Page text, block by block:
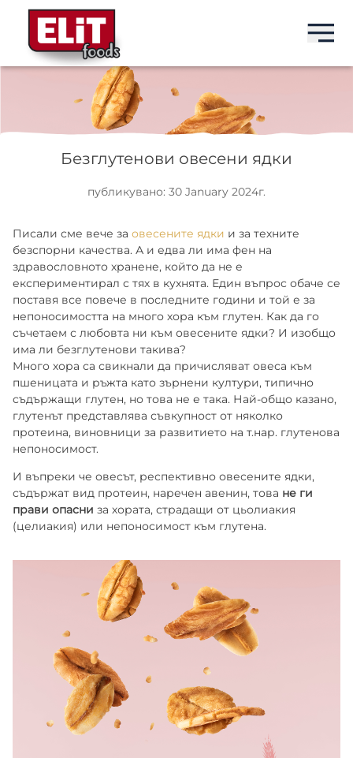
БРАНДОВЕ
ELIT
ELIT NUT BAR
ELIT PROTEIN BAR
МИЛКИС
ИДЕАЛ
МАРКИЗИТЕ
КАКИНО ТАНЕ
КРУДЕЛИ
DOLCE FIORE
БАРОВЕ
DRINKS
СЛАДКИ
СНАКС
СУШЕНИ ПЛОДОВЕ
ЯДКИ
ЗА НАС
ПЕНЕЛОПА ГРУП
ИСТОРИЯ
ПРОИЗВОДСТВО
ПАЗАРИ
ПАРТНЬОРИ
НОВИНИ
КОНТАКТИ
Безглутенови овесени ядки
публикувано: 30 January 2024г.
Писали сме вече за овесените ядки и за техните
безспорни качества. А и едва ли има фен на
здравословното хранене, който да не е
експериментирал с тях в кухнята. Един въпрос обаче се
поставя все повече в последните години и той е за
непоносимостта на много хора към глутен. Как да го
съчетаем с любовта ни към овесените ядки? И изобщо
има ли безглутенови такива?
Много хора са свикнали да причисляват овеса към
пшеницата и ръжта като зърнени култури, типично
съдържащи глутен, но това не е така. Най-общо казано,
глутенът представлява съвкупност от няколко
протеина, виновници за развитието на т.нар. глутенова
непоносимост.
И въпреки че овесът, респективно овесените ядки,
съдържат вид протеин, наречен авенин, това не ги
прави опасни за хората, страдащи от цьолиакия
(целиакия) или непоносимост към глутена.